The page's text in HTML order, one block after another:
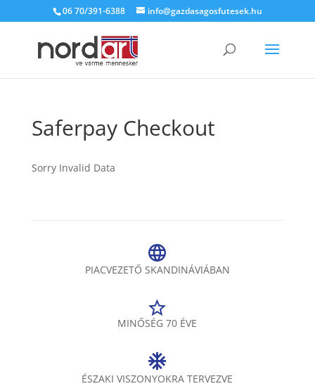
06 70/391-6388 info@gazdasagosfutesek.hu
Saferpay Checkout
Sorry Invalid Data
PIACVEZETŐ SKANDINÁVIÁBAN
MINŐSÉG 70 ÉVE
ÉSZAKI VISZONYOKRA TERVEZVE